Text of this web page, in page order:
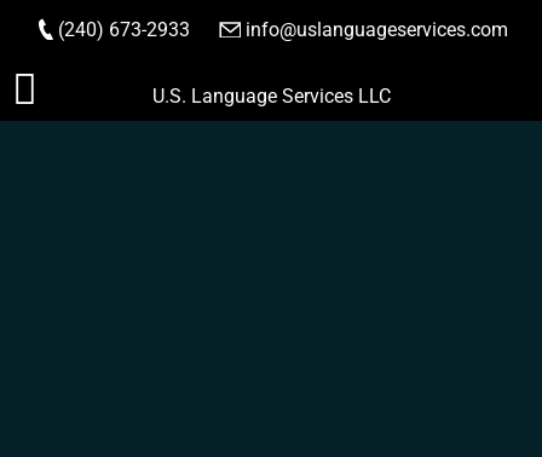
Saltar
(240) 673-2933 info@uslanguageservices.com
HACER PEDIDO
U.S. Language Services LLC